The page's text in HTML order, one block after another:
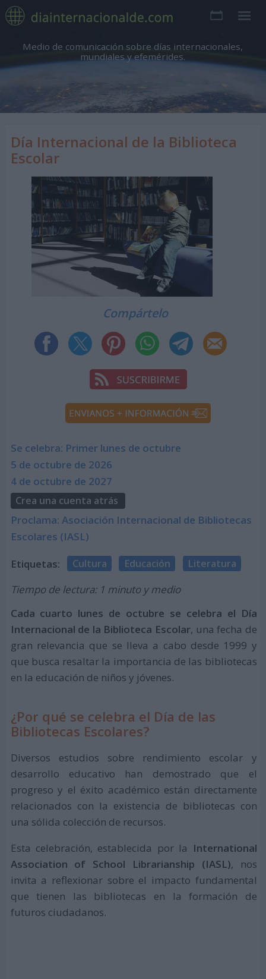
Medio de comunicación sobre días internacionales,
mundiales y efemérides.
Día Internacional de la Biblioteca
Escolar
Compártelo
Se celebra: Primer lunes de octubre
5 de octubre de 2026
4 de octubre de 2027
Crea una cuenta atrás
Proclama: Asociación Internacional de Bibliotecas
Escolares (IASL)
Etiquetas: Cultura Educación Literatura
Tiempo de lectura: 1 minuto y medio
Cada cuarto lunes de octubre se celebra el Día
Internacional de la Biblioteca Escolar, una fecha de
gran relevancia que se lleva a cabo desde 1999 y
que busca resaltar la importancia de las bibliotecas
en la educación de niños y jóvenes.
¿Por qué se celebra el Día de las
Bibliotecas Escolares?
Diversos estudios sobre rendimiento escolar y
desarrollo educativo han demostrado que el
progreso y el éxito académico están directamente
relacionados con la existencia de bibliotecas con
una sólida colección de recursos.
Esta celebración, establecida por la International
Association of School Librarianship (IASL), nos
invita a reflexionar sobre el impacto fundamental
que tienen las bibliotecas en la formación de
futuros ciudadanos.